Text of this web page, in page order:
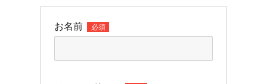
お名前 必須